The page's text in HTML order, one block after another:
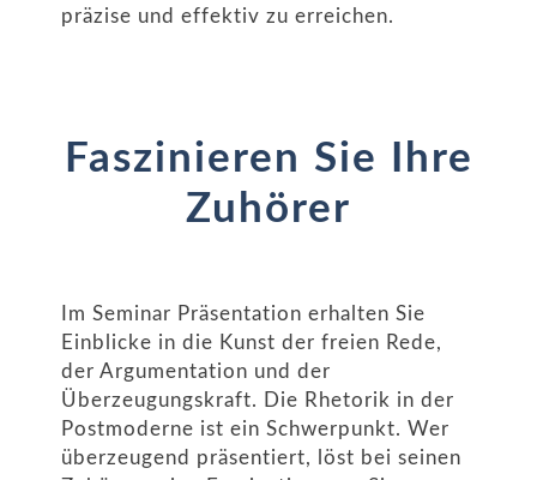
präzise und effektiv zu erreichen.
Faszinieren Sie Ihre
Zuhörer
Im Seminar Präsentation erhalten Sie
Einblicke in die Kunst der freien Rede,
der Argumentation und der
Überzeugungskraft. Die Rhetorik in der
Postmoderne ist ein Schwerpunkt. Wer
überzeugend präsentiert, löst bei seinen